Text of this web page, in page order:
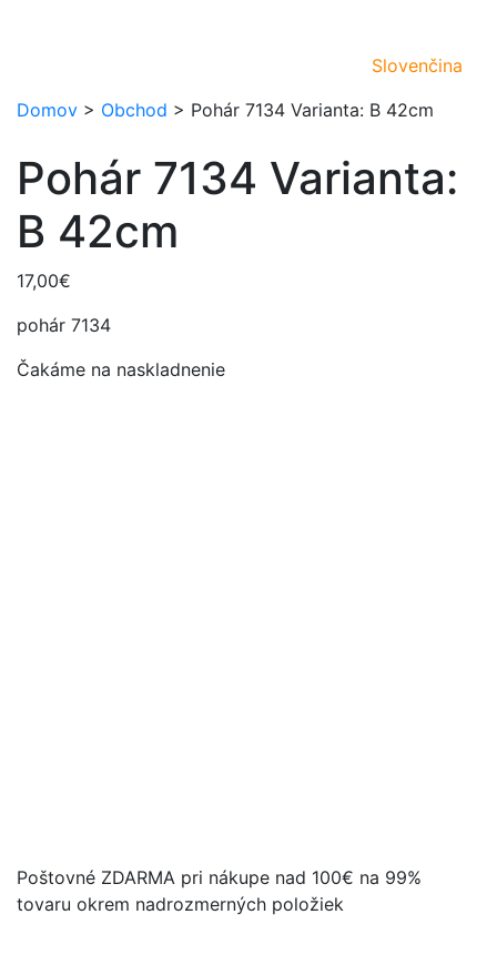
Slovenčina
Domov > Obchod > Pohár 7134 Varianta: B 42cm
Pohár 7134 Varianta:
B 42cm
17,00€
pohár 7134
Čakáme na naskladnenie
Poštovné ZDARMA pri nákupe nad 100€ na 99%
tovaru okrem nadrozmerných položiek